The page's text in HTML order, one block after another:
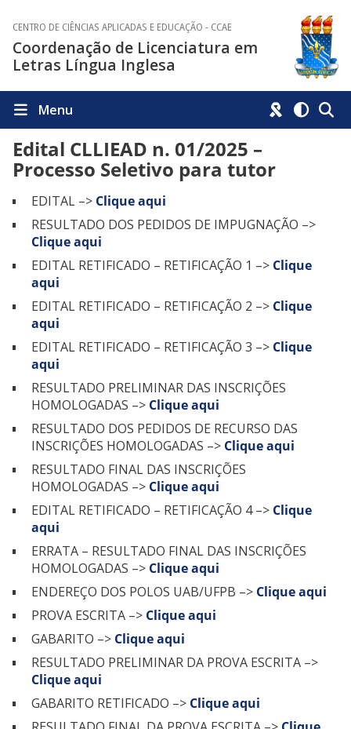
CENTRO DE CIÊNCIAS APLICADAS E EDUCAÇÃO - CCAE
Coordenação de Licenciatura em
Letras Língua Inglesa
Menu
Edital CLLIEAD n. 01/2025 –
Processo Seletivo para tutor
EDITAL –> Clique aqui
RESULTADO DOS PEDIDOS DE IMPUGNAÇÃO –>
Clique aqui
EDITAL RETIFICADO – RETIFICAÇÃO 1 –> Clique
aqui
EDITAL RETIFICADO – RETIFICAÇÃO 2 –> Clique
aqui
EDITAL RETIFICADO – RETIFICAÇÃO 3 –> Clique
aqui
RESULTADO PRELIMINAR DAS INSCRIÇÕES
HOMOLOGADAS –> Clique aqui
RESULTADO DOS PEDIDOS DE RECURSO DAS
INSCRIÇÕES HOMOLOGADAS –> Clique aqui
RESULTADO FINAL DAS INSCRIÇÕES
HOMOLOGADAS –> Clique aqui
EDITAL RETIFICADO – RETIFICAÇÃO 4 –> Clique
aqui
ERRATA – RESULTADO FINAL DAS INSCRIÇÕES
HOMOLOGADAS –> Clique aqui
ENDEREÇO DOS POLOS UAB/UFPB –> Clique aqui
PROVA ESCRITA –> Clique aqui
GABARITO –> Clique aqui
RESULTADO PRELIMINAR DA PROVA ESCRITA –>
Clique aqui
GABARITO RETIFICADO –> Clique aqui